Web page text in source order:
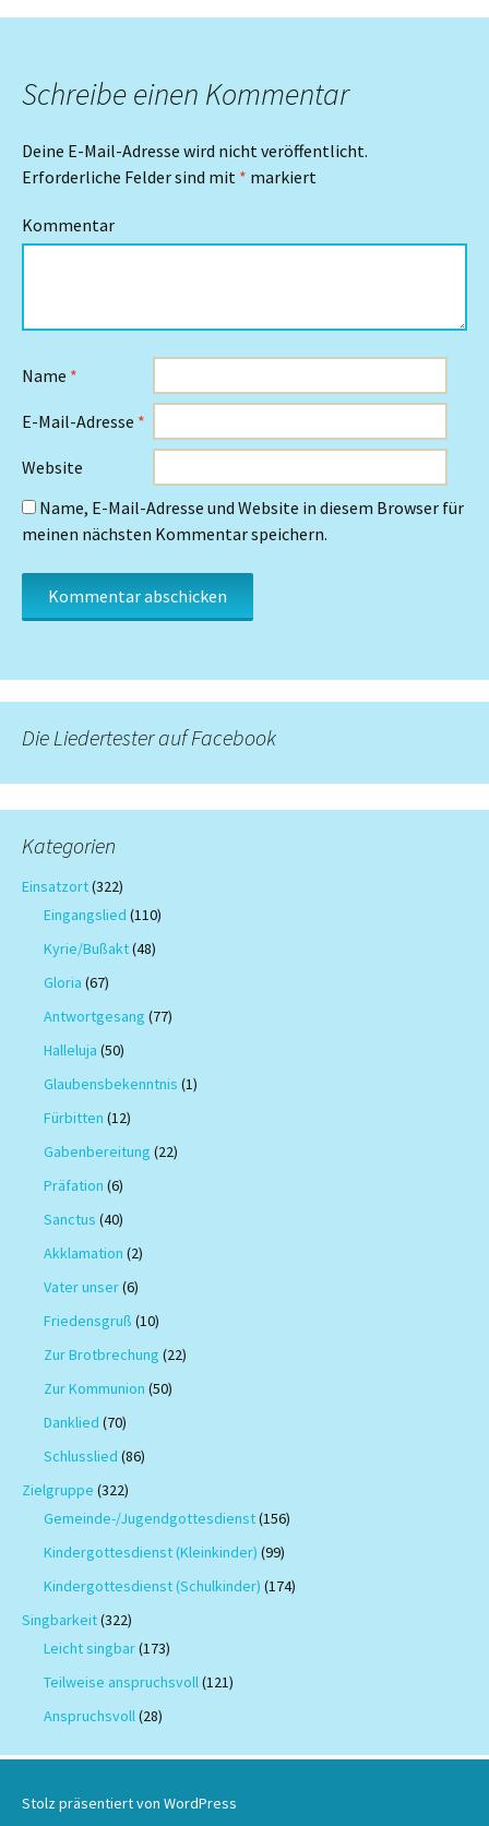
Navigation
Schreibe einen Kommentar
Deine E-Mail-Adresse wird nicht veröffentlicht.
Erforderliche Felder sind mit * markiert
Kommentar
Name *
E-Mail-Adresse *
Website
Name, E-Mail-Adresse und Website in diesem Browser für
meinen nächsten Kommentar speichern.
Die Liedertester auf Facebook
Kategorien
Einsatzort(322)
Eingangslied (110)
Kyrie/Bußakt(48)
Gloria (67)
Antwortgesang (77)
Halleluja (50)
Glaubensbekenntnis (1)
Fürbitten (12)
Gabenbereitung (22)
Präfation (6)
Sanctus (40)
Akklamation (2)
Vater unser(6)
Friedensgruß (10)
Zur Brotbrechung (22)
Zur Kommunion (50)
Danklied (70)
Schlusslied (86)
Zielgruppe (322)
Gemeinde-/Jugendgottesdienst(156)
Kindergottesdienst (Kleinkinder) (99)
Kindergottesdienst (Schulkinder) (174)
Singbarkeit(322)
Leicht singbar(173)
Teilweise anspruchsvoll(121)
Anspruchsvoll(28)
Stolz präsentiert von WordPress